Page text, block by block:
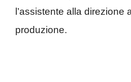
l’assistente alla direzione
produzione.